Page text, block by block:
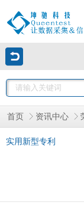
首页 资讯中心
实用新型专利